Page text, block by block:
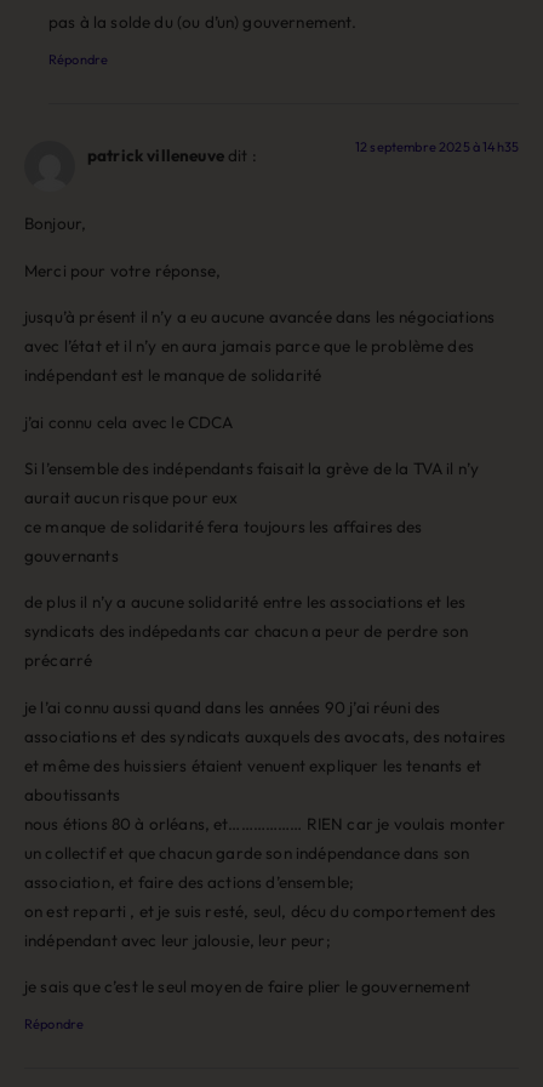
pas à la solde du (ou d’un) gouvernement.
Répondre
patrick villeneuve dit : 12 septembre 2025 à 14h35
Bonjour,
Merci pour votre réponse,
jusqu’à présent il n’y a eu aucune avancée dans les négociations
avec l’état et il n’y en aura jamais parce que le problème des
indépendant est le manque de solidarité
j’ai connu cela avec le CDCA
Si l’ensemble des indépendants faisait la grève de la TVA il n’y
aurait aucun risque pour eux
ce manque de solidarité fera toujours les affaires des
gouvernants
de plus il n’y a aucune solidarité entre les associations et les
syndicats des indépedants car chacun a peur de perdre son
précarré
je l’ai connu aussi quand dans les années 90 j’ai réuni des
associations et des syndicats auxquels des avocats, des notaires
et même des huissiers étaient venuent expliquer les tenants et
aboutissants
nous étions 80 à orléans, et……………… RIEN car je voulais monter
un collectif et que chacun garde son indépendance dans son
association, et faire des actions d’ensemble;
on est reparti , et je suis resté, seul, décu du comportement des
indépendant avec leur jalousie, leur peur;
je sais que c’est le seul moyen de faire plier le gouvernement
Répondre